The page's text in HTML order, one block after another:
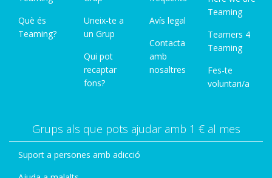
Què és
Teaming?
Uneix-te a
un Grup
Qui pot
recaptar
fons?
Avís legal
Contacta
amb
nosaltres
Teaming
Teamers 4
Teaming
Fes-te
voluntari/a
Grups als que pots ajudar amb 1 € al mes
Suport a persones amb adicció